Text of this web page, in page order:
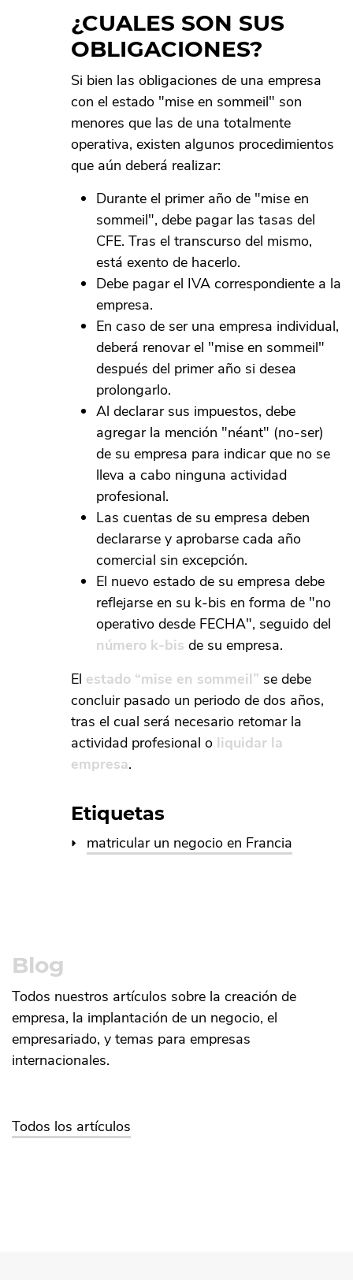
¿CUALES SON SUS
OBLIGACIONES?
Si bien las obligaciones de una empresa
con el estado "mise en sommeil" son
menores que las de una totalmente
operativa, existen algunos procedimientos
que aún deberá realizar:
Durante el primer año de "mise en
sommeil", debe pagar las tasas del
CFE. Tras el transcurso del mismo,
está exento de hacerlo.
Debe pagar el IVA correspondiente a la
empresa.
En caso de ser una empresa individual,
deberá renovar el "mise en sommeil"
después del primer año si desea
prolongarlo.
Al declarar sus impuestos, debe
agregar la mención "néant" (no-ser)
de su empresa para indicar que no se
lleva a cabo ninguna actividad
profesional.
Las cuentas de su empresa deben
declararse y aprobarse cada año
comercial sin excepción.
El nuevo estado de su empresa debe
reflejarse en su k-bis en forma de "no
operativo desde FECHA", seguido del
número k-bis de su empresa.
El estado “mise en sommeil” se debe
concluir pasado un periodo de dos años,
tras el cual será necesario retomar la
actividad profesional o liquidar la
empresa.
Etiquetas
matricular un negocio en Francia
Blog
Todos nuestros artículos sobre la creación de
empresa, la implantación de un negocio, el
empresariado, y temas para empresas
internacionales.
Todos los artículos